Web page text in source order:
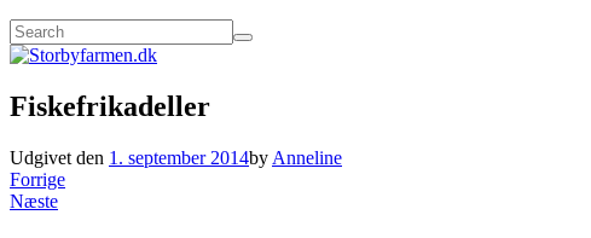
Fiskefrikadeller
Udgivet den 1. september 2014by Anneline
Forrige
Næste